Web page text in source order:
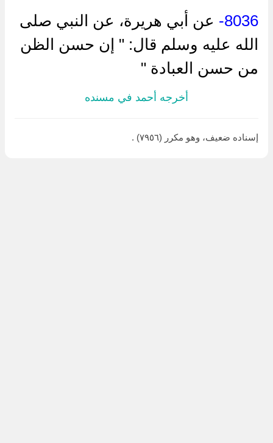
8036-
عن أبي هريرة، عن النبي صلى
الله عليه وسلم قال: " إن حسن الظن
من حسن العبادة "
أخرجه أحمد في مسنده
إسناده ضعيف، وهو مكرر (٧٩٥٦) .